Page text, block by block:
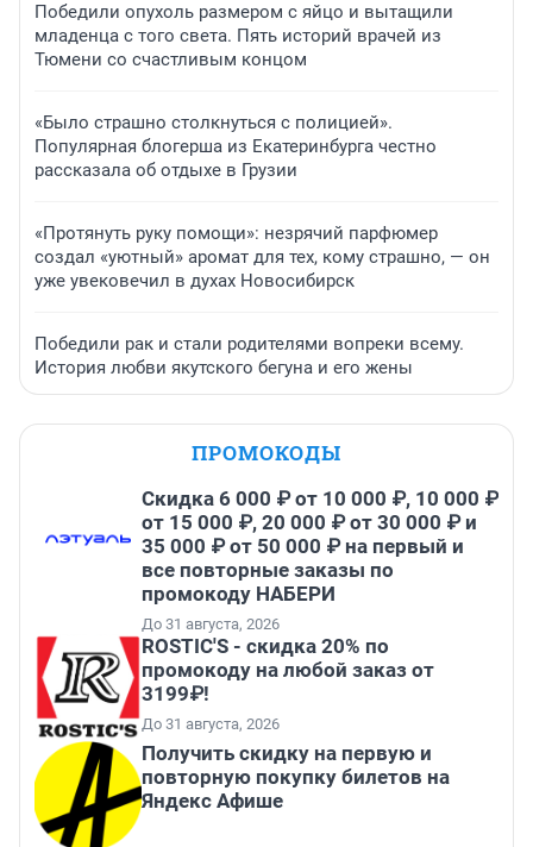
Победили опухоль размером с яйцо и вытащили
младенца с того света. Пять историй врачей из
Тюмени со счастливым концом
«Было страшно столкнуться с полицией».
Популярная блогерша из Екатеринбурга честно
рассказала об отдыхе в Грузии
«Протянуть руку помощи»: незрячий парфюмер
создал «уютный» аромат для тех, кому страшно, — он
уже увековечил в духах Новосибирск
Победили рак и стали родителями вопреки всему.
История любви якутского бегуна и его жены
ПРОМОКОДЫ
Скидка 6 000 ₽ от 10 000 ₽, 10 000 ₽
от 15 000 ₽, 20 000 ₽ от 30 000 ₽ и
35 000 ₽ от 50 000 ₽ на первый и
все повторные заказы по
промокоду НАБЕРИ
До 31 августа, 2026
ROSTIC'S - скидка 20% по
промокоду на любой заказ от
3199₽!
До 31 августа, 2026
Получить скидку на первую и
повторную покупку билетов на
Яндекс Афише